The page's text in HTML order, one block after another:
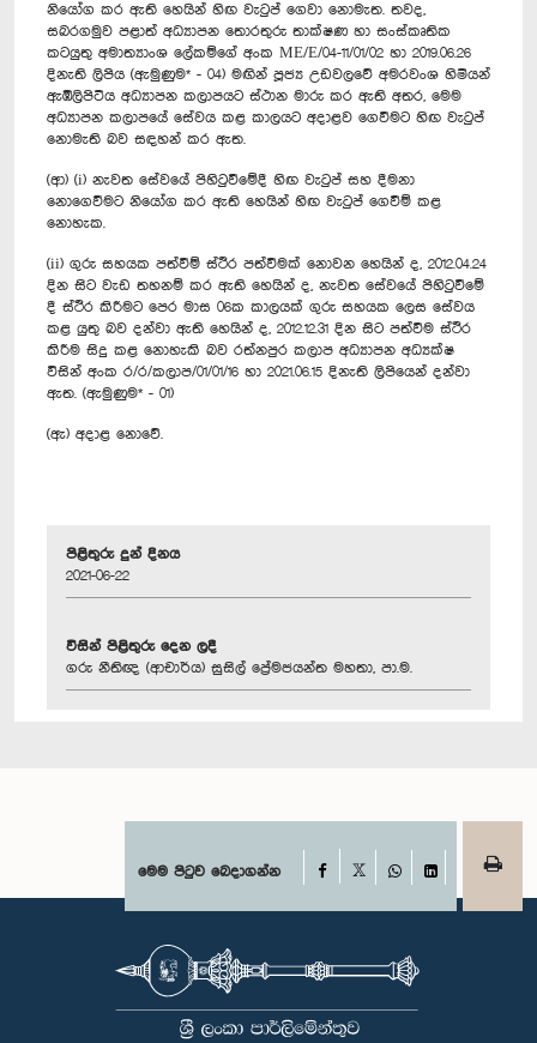
නියෝග කර ඇති හෙයින් හිඟ වැටුප් ගෙවා නොමැත. තවද,
සබරගමුව පළාත් අධ්‍යාපන තොරතුරු තාක්ෂණ හා සංස්කෘතික
කටයුතු අමාත්‍යාංශ ලේකම්ගේ අංක ME/E/04-11/01/02 හා 2019.06.26
දිනැති ලිපිය (ඇමුණුම* - 04) මඟින් පූජ්‍ය උඩවලවේ අමරවංශ හිමියන්
ඇඹිලිපිටිය අධ්‍යාපන කලාපයට ස්ථාන මාරු කර ඇති අතර, මෙම
අධ්‍යාපන කලාපයේ සේවය කළ කාලයට අදාළව ගෙවීමට හිඟ වැටුප්
නොමැති බව සඳහන් කර ඇත.
(ආ) (i) නැවත සේවයේ පිහිටුවීමේදී හිඟ වැටුප් සහ දීමනා
නොගෙවීමට නියෝග කර ඇති හෙයින් හිඟ වැටුප් ගෙවීම් කළ
නොහැක.
(ii) ගුරු සහයක පත්වීම් ස්ථිර පත්වීමක් නොවන හෙයින් ද, 2012.04.24
දින සිට වැඩ තහනම් කර ඇති හෙයින් ද, නැවත සේවයේ පිහිටුවීමේ
දී ස්ථිර කිරීමට පෙර මාස 06ක කාලයක් ගුරු සහයක ලෙස සේවය
කළ යුතු බව දන්වා ඇති හෙයින් ද, 2012.12.31 දින සිට පත්වීම ස්ථිර
කිරීම සිදු කළ නොහැකි බව රත්නපුර කලාප අධ්‍යාපන අධ්‍යක්ෂ
විසින් අංක ර/ර/කලාප/01/01/16 හා 2021.06.15 දිනැති ලිපියෙන් දන්වා
ඇත. (ඇමුණුම* - 01)
(ඇ) අදාළ නොවේ.
පිළිතුරු දුන් දිනය
2021-06-22
විසින් පිළිතුරු දෙන ලදී
ගරු නීතිඥ (ආචාර්ය) සුසිල් ප්‍රේමජයන්ත මහතා, පා.ම.
මෙම පිටුව බෙදාගන්න Facebook
WhatsAppLinkedIn